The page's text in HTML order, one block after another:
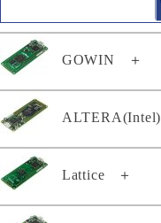
GOWIN ＋
29174
29294
TEC0117-01
TEC0117-01-A
ALTERA(Intel)
TEI0003-03-QFCR4A
TEF0008-02-D
Lattice ＋